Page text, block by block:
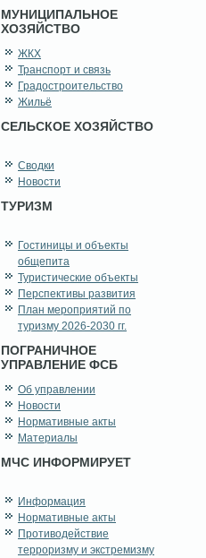
МУНИЦИПАЛЬНОЕ
ХОЗЯЙСТВО
ЖКХ
Транспорт и связь
Градостроительство
Жильё
СЕЛЬСКОЕ ХОЗЯЙСТВО
Сводки
Новости
ТУРИЗМ
Гостиницы и объекты
общепита
Туристические объекты
Перспективы развития
План мероприятий по
туризму 2026-2030 гг.
ПОГРАНИЧНОЕ
УПРАВЛЕНИЕ ФСБ
Об управлении
Новости
Нормативные акты
Материалы
МЧС ИНФОРМИРУЕТ
Информация
Нормативные акты
Противодействие
терроризму и экстремизму